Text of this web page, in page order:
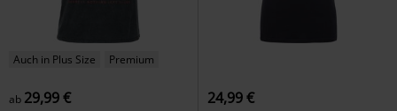
Auch in Plus Size Premium
ab 29,99 € 24,99 €